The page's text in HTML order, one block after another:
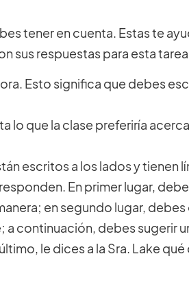
tener en cuenta. Estas te
sus respuestas para esta
Esto significa que debes
lo que la clase preferiría
escritos a los lados y tienen
En primer lugar,
en segundo lugar,
a continuación, debes sugerir
le dices a la Sra. Lake